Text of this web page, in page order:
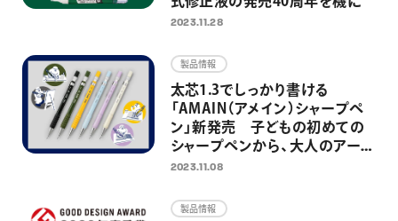
2023.11.28
製品情報
太芯1.3でしっかり書ける
「AMAIN（アメイン）シャープペ
ン」新発売 子どもの初めての
シャープペンから、大人のアート
＆クラフトの相棒としても活躍
2023.11.08
製品情報